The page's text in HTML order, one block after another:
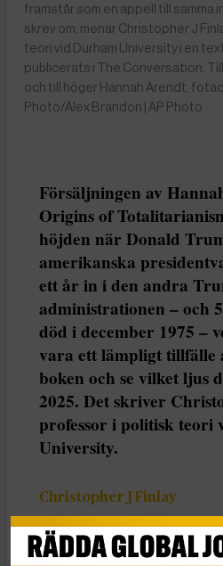
framstår som en appell till samma
skrev om, menar Christopher J
teori vid Durham University i en
publicerats i The Conversation.
och till höger Hannah Arendt,
Photo/Alex Brandon | AP Photo
Försäljningen av
Origins of
höjden när Donald
amerikanska
ett år in i den andra
administrationen – och
död i december 1975 –
vara ett lämpligt tillfälle
boken och se vilket ljus
2025. Det skriver
professor i politisk teori
University.
Christopher J Finlay
Dela